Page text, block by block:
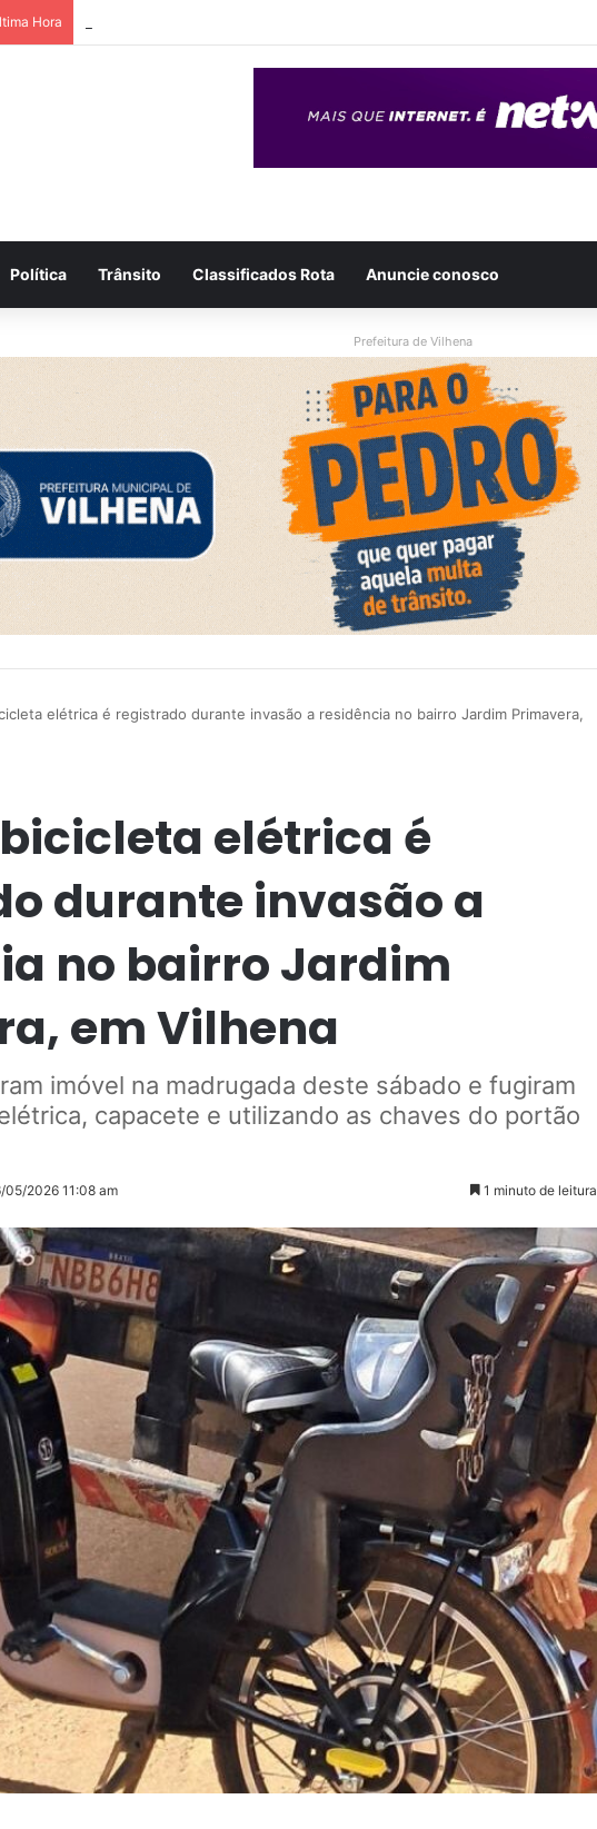
Hora
Política Trânsito Classificados Rota Anuncie conosco
Prefeitura de Vilhena
elétrica é registrado durante invasão a residência no bairro Jardim Primavera,
elétrica é
durante invasão a
no bairro Jardim
em Vilhena
imóvel na madrugada deste sábado e fugiram
capacete e utilizando as chaves do portão
05/2026 11:08 am 1 minuto de leitura